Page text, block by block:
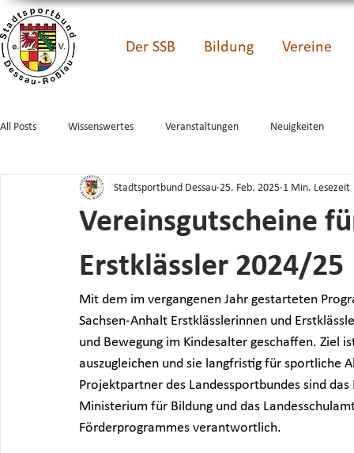
Der SSB Bildung Vereine
All Posts Wissenswertes Veranstaltungen Neuigkeiten
Vereinsgutscheine
Erstklässler 2024/25
Stadtsportbund Dessau 25. Feb. 2025 1 Min. Lesezeit
Mit dem im vergangenen Jahr gestarteten
Sachsen-Anhalt Erstklässlerinnen und
und Bewegung im Kindesalter geschaffen. Ziel
auszugleichen und sie langfristig für sportliche
Projektpartner des Landessportbundes sind
Ministerium für Bildung und das
Förderprogrammes verantwortlich.